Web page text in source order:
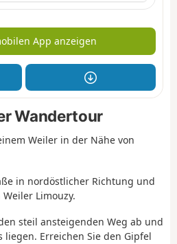
App anzeigen
Wandertour
Weiler in der Nähe von
in nordöstlicher Richtung und
Limouzy.
steil ansteigenden Weg ab und
liegen. Erreichen Sie den Gipfel